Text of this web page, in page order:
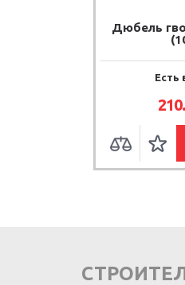
Дюбель
Есть